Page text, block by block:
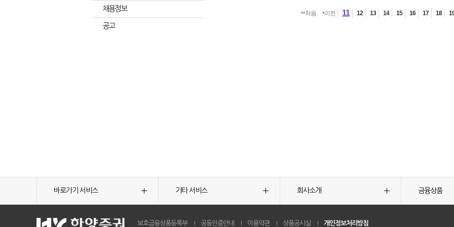
채용정보
공고
처음 이전 11 12 13 14 15 16 17 18
바로가기 서비스 기타 서비스 회사소개 금융상품
보호금융상품등록부 공동인증안내 이용약관 상품공시실 개인정보처리방침